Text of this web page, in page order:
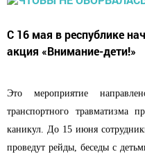
С 16 мая в республике
акция «Внимание-дети!»
Это мероприятие
транспортного травматизма
каникул. До 15 июня
проведут рейды, беседы с